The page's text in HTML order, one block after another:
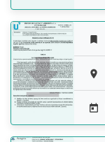



